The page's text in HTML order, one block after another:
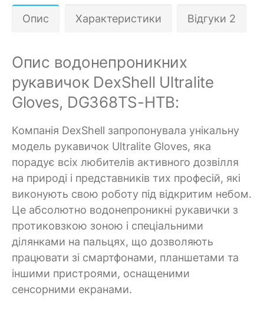
Опис Характеристики Відгуки 2
Опис водонепроникних
рукавичок DexShell Ultralite
Gloves, DG368TS-HTB:
Компанія DexShell запропонувала унікальну
модель рукавичок Ultralite Gloves, яка
порадує всіх любителів активного дозвілля
на природі і представників тих професій, які
виконують свою роботу під відкритим небом.
Це абсолютно водонепроникні рукавички з
протиковзкою зоною і спеціальними
ділянками на пальцях, що дозволяють
працювати зі смартфонами, планшетами та
іншими пристроями, оснащеними
сенсорними екранами.